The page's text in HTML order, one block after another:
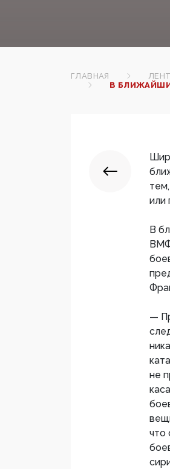
ГЛАВНАЯ
В
или
В
—
не
что